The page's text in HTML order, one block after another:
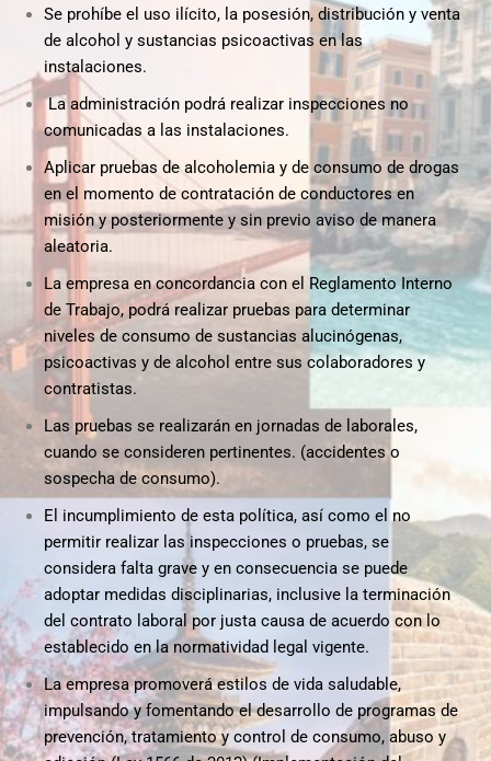
Se prohíbe el uso ilícito, la posesión, distribución y venta
de alcohol y sustancias psicoactivas en las
instalaciones.
La administración podrá realizar inspecciones no
comunicadas a las instalaciones.
Aplicar pruebas de alcoholemia y de consumo de drogas
en el momento de contratación de conductores en
misión y posteriormente y sin previo aviso de manera
aleatoria.
La empresa en concordancia con el Reglamento Interno
de Trabajo, podrá realizar pruebas para determinar
niveles de consumo de sustancias alucinógenas,
psicoactivas y de alcohol entre sus colaboradores y
contratistas.
Las pruebas se realizarán en jornadas de laborales,
cuando se consideren pertinentes. (accidentes o
sospecha de consumo).
El incumplimiento de esta política, así como el no
permitir realizar las inspecciones o pruebas, se
considera falta grave y en consecuencia se puede
adoptar medidas disciplinarias, inclusive la terminación
del contrato laboral por justa causa de acuerdo con lo
establecido en la normatividad legal vigente.
La empresa promoverá estilos de vida saludable,
impulsando y fomentando el desarrollo de programas de
prevención, tratamiento y control de consumo, abuso y